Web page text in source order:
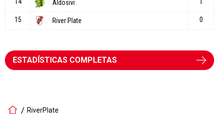
ESTADÍSTICAS COMPLETAS
RiverPlate